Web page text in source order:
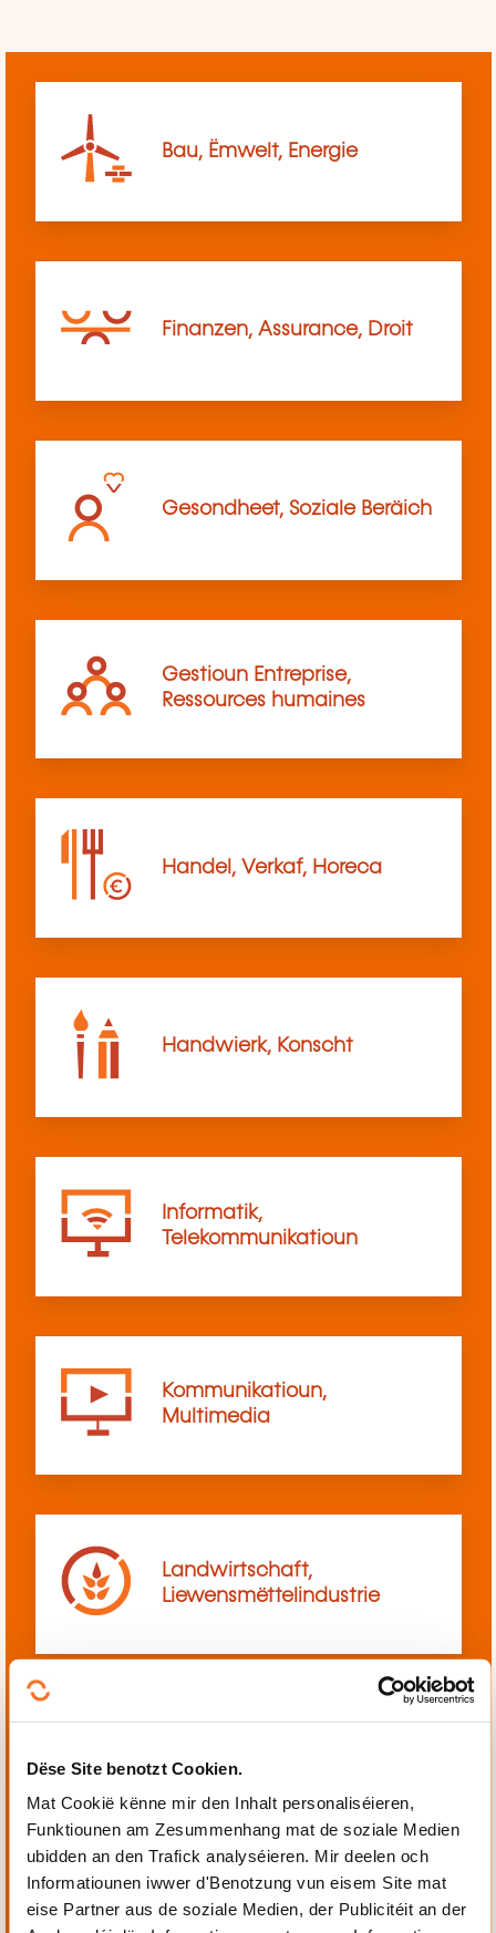
Dëse Site benotzt Cookien.
Mat Cookië kënne mir den Inhalt personaliséieren,
Funktiounen am Zesummenhang mat de soziale Medien
ubidden an den Trafick analyséieren. Mir deelen och
Informatiounen iwwer d'Benotzung vun eisem Site mat
eise Partner aus de soziale Medien, der Publicitéit an der
Bau, Ëmwelt, Energie
Finanzen, Assurance, Droit
Gesondheet, Soziale Beräich
Gestioun Entreprise,
Ressources humaines
Handel, Verkaf, Horeca
Handwierk, Konscht
Informatik,
Telekommunikatioun
Kommunikatioun,
Multimedia
Landwirtschaft,
Liewensmëttelindustrie
Automatiséierung